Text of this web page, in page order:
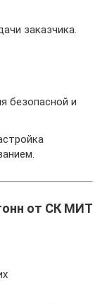
заказчика.
безопасной и
от СК МИТ